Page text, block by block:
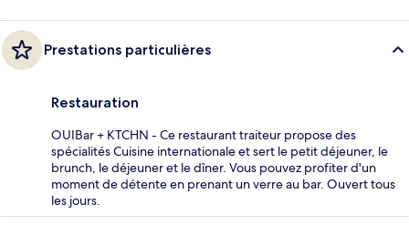
Prestations particulières
Restauration
OUIBar + KTCHN - Ce restaurant traiteur propose des
spécialités Cuisine internationale et sert le petit déjeuner, le
brunch, le déjeuner et le dîner. Vous pouvez profiter d'un
moment de détente en prenant un verre au bar. Ouvert tous
les jours.